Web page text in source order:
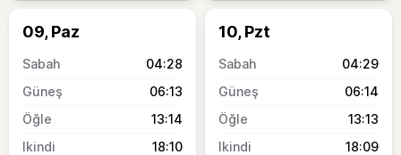
09, Paz
04:28
06:13
13:14
18:10
10, Pzt
04:29
06:14
13:13
18:09